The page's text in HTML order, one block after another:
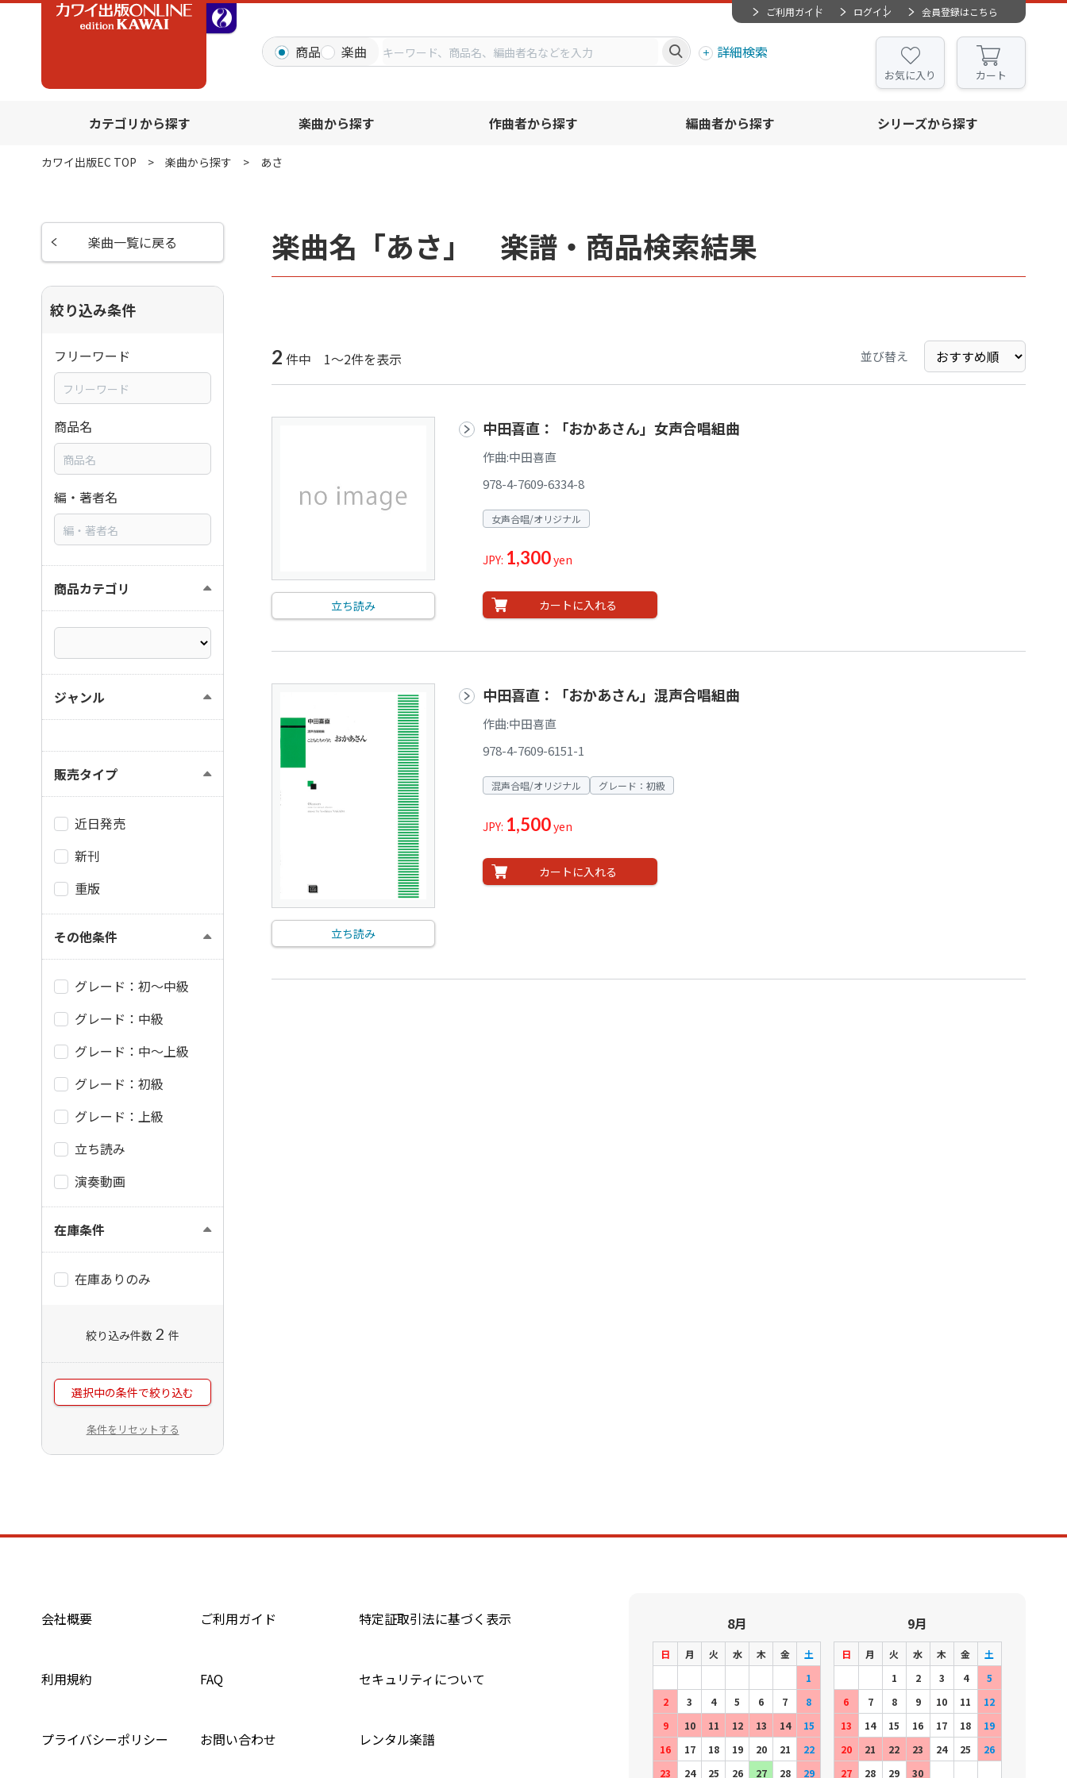
ご利用ガイド ログイン 会員登録はこちら
商品 楽曲 詳細検索
お気に入り カート
カテゴリから探す 楽曲から探す 作曲者から探す 編曲者から探す シリーズから探す
カワイ出版EC TOP 楽曲から探す あさ
楽曲名「あさ」 楽譜・商品検索結果
2 件中 1～2件を表示 並び替え
立ち読み
中田喜直：「おかあさん」女声合唱組曲
作曲:中田喜直
978-4-7609-6334-8
女声合唱/オリジナル
JPY: 1,300yen
カートに入れる
立ち読み
中田喜直：「おかあさん」混声合唱組曲
作曲:中田喜直
978-4-7609-6151-1
混声合唱/オリジナル グレード：初級
JPY: 1,500yen
カートに入れる
楽曲一覧に戻る
絞り込み条件
フリーワード
商品名
編・著者名
商品カテゴリ
ジャンル
販売タイプ
近日発売
新刊
重版
その他条件
グレード：初～中級
グレード：中級
グレード：中～上級
グレード：初級
グレード：上級
立ち読み
演奏動画
在庫条件
在庫ありのみ
絞り込み件数 2 件
選択中の条件で絞り込む
条件をリセットする
会社概要 ご利用ガイド 特定証取引法に基づく表示
利用規約 FAQ セキュリティについて
プライバシーポリシー お問い合わせ レンタル楽譜
8月
日 月 火 水 木 金
土
1
2
3 4 5 6 7
8
9
10 11 12 13 14
15
16
17 18 19 20 21
22
23
24 25 26 27 28 29
9月
日 月 火 水 木 金
土
1
2 3 4
5
6
7 8 9 10 11
12
13
14 15 16 17 18
19
20
21 22 23 24 25
26
27
28 29 30